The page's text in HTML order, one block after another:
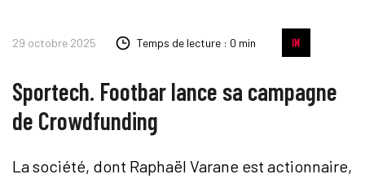
29 octobre 2025 Temps de lecture : 0 min
Sportech. Footbar lance sa campagne
de Crowdfunding
La société, dont Raphaël Varane est actionnaire,